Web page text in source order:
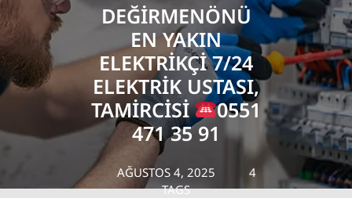
DEĞIRMENÖNÜ
EN YAKIN
ELEKTRIKÇI 7/24
ELEKTRIK USTASI,
TAMIRCISI
0551
471 35 91
AĞUSTOS 4, 2025
4
TAGS